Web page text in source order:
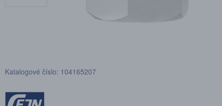
Katalogové číslo: 104165207